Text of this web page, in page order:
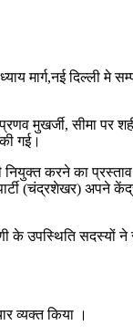
मार्ग,नई दिल्ली मे
मुखर्जी, सीमा पर
गई।
नियुक्त करने का
(चंद्रशेखर) अपने
के उपस्थिति
व्यक्त किया ।